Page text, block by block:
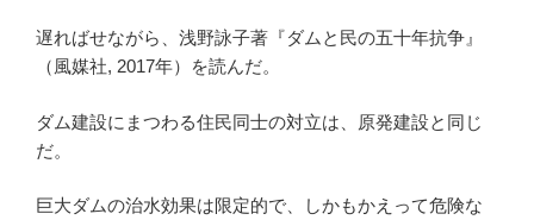
遅ればせながら、浅野詠子著『ダムと民の五十年抗争』
（風媒社, 2017年）を読んだ。
ダム建設にまつわる住民同士の対立は、原発建設と同じ
だ。
巨大ダムの治水効果は限定的で、しかもかえって危険な